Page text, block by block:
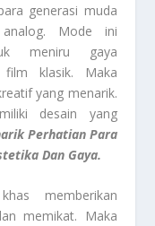
generasi muda
Mode ini
meniru gaya
film klasik. Maka
yang menarik.
desain yang
Perhatian Para
Dan Gaya.
memberikan
memikat. Maka